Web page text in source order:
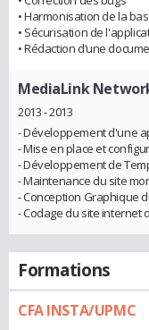
• Harmonisation de la
• Sécurisation de
• Rédaction d’une
MediaLink
2013 - 2013
- Développement d'une
- Mise en place et
- Développement de
- Maintenance du site
- Conception Graphique
- Codage du site internet
Formations
CFA INSTA/UPMC